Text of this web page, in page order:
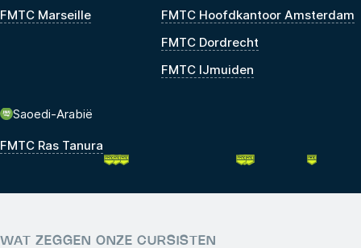
FMTC Marseille
FMTC Hoofdkantoor Amsterdam
FMTC Dordrecht
FMTC IJmuiden
Saoedi-Arabië
FMTC Ras Tanura
WAT ZEGGEN ONZE CURSISTEN